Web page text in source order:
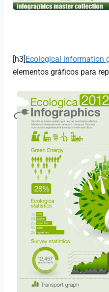
[h3] Ecological information
elementos gráficos para